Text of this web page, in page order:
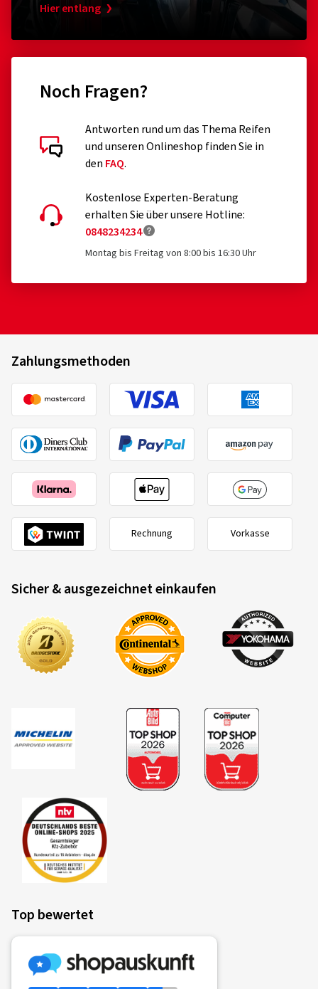
Hier entlang
Noch Fragen?
Antworten rund um das Thema Reifen
und unseren Onlineshop finden Sie in
den FAQ.
Kostenlose Experten-Beratung
erhalten Sie über unsere Hotline:
0848234234
Montag bis Freitag von 8:00 bis 16:30 Uhr
Zahlungsmethoden
Rechnung Vorkasse
Sicher & ausgezeichnet einkaufen
Top bewertet